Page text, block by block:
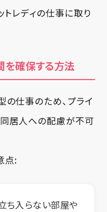
トレディの仕事に取り
を確保する方法
の仕事のため、プライ
居人への配慮が不可
点:
ち入らない部屋や